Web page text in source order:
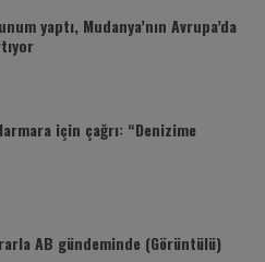
yaptı, Mudanya’nın Avrupa’da
için çağrı: “Denizime
AB gündeminde (Görüntülü)